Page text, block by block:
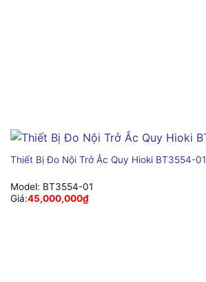
Thiết Bị Đo Nội Trở Ắc Quy Hioki BT3554-01
Model: BT3554-01
Giá:45,000,000₫